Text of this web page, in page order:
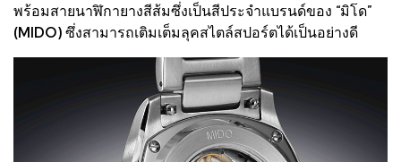
พร้อมสายนาฬิกายางสีส้มซึ่งเป็นสีประจำแบรนด์ของ “มิโด”
(MIDO) ซึ่งสามารถเติมเต็มลุคสไตล์สปอร์ตได้เป็นอย่างดี